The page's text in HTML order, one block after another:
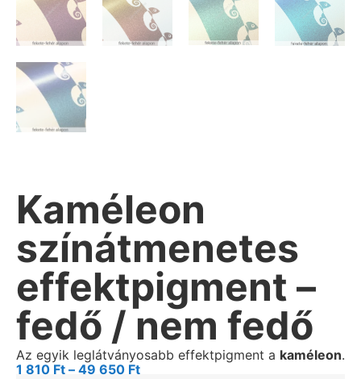
Kaméleon
színátmenetes
effektpigment –
fedő / nem fedő
Az egyik leglátványosabb effektpigment a kaméleon.
1 810 Ft – 49 650 Ft